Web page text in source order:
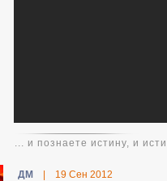
... и познаете истину, и
ДМ 19 Сен 2012